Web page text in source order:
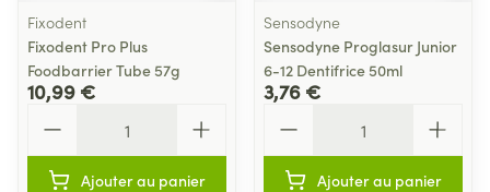
Fixodent
Fixodent Pro Plus
Foodbarrier Tube 57g
10,99 €
Ajouter au panier
Sensodyne
Sensodyne Proglasur Junior
6-12 Dentifrice 50ml
3,76 €
Ajouter au panier